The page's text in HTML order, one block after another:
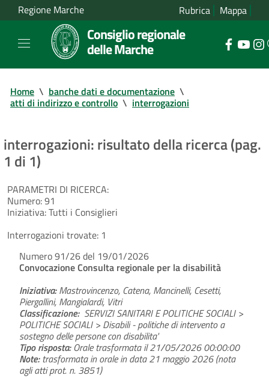
Regione Marche Rubrica Mappa
Consiglio regionale
delle Marche
Home \ banche dati e documentazione \
atti di indirizzo e controllo \ interrogazioni
interrogazioni: risultato della ricerca (pag.
1 di 1)
PARAMETRI DI RICERCA:
Numero:91
Iniziativa:Tutti i Consiglieri
Interrogazioni trovate: 1
Numero 91/26 del 19/01/2026
Convocazione Consulta regionale per la disabilità
Iniziativa:Mastrovincenzo, Catena, Mancinelli, Cesetti,
Piergallini, Mangialardi, Vitri
Classificazione: SERVIZI SANITARI E POLITICHE SOCIALI >
POLITICHE SOCIALI > Disabili - politiche di intervento a
sostegno delle persone con disabilita'
Tipo risposta:Orale trasformata il 21/05/2026 00:00:00
Note:trasformata in orale in data 21 maggio 2026 (nota
agli atti prot. n. 3851)